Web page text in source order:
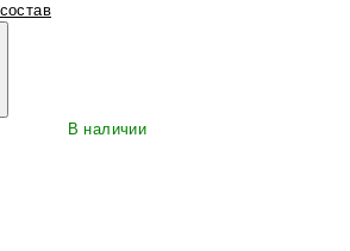
В наличии